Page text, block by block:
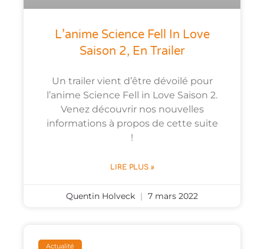
L’anime Science Fell In Love
Saison 2, En Trailer
Un trailer vient d’être dévoilé pour
l’anime Science Fell in Love Saison 2.
Venez découvrir nos nouvelles
informations à propos de cette suite
!
LIRE PLUS »
Quentin Holveck 7 mars 2022
Actualité